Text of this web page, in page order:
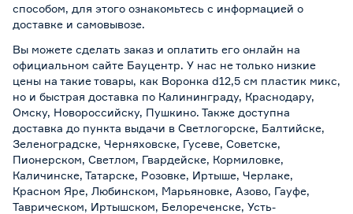
способом, для этого ознакомьтесь с информацией о
доставке и самовывозе.
Вы можете сделать заказ и оплатить его онлайн на
официальном сайте Бауцентр. У нас не только низкие
цены на такие товары, как Воронка d12,5 см пластик микс,
но и быстрая доставка по Калининграду, Краснодару,
Омску, Новороссийску, Пушкино. Также доступна
доставка до пункта выдачи в Светлогорске, Балтийске,
Зеленоградске, Черняховске, Гусеве, Советске,
Пионерском, Светлом, Гвардейске, Кормиловке,
Каличинске, Татарске, Розовке, Иртыше, Черлаке,
Красном Яре, Любинском, Марьяновке, Азово, Гауфе,
Таврическом, Иртышском, Белореченске, Усть-